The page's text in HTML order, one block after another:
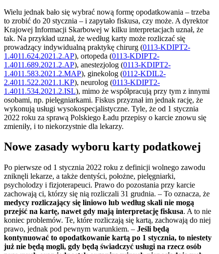
Wielu jednak bało się wybrać nową formę opodatkowania – trzeba
to zrobić do 20 stycznia – i zapytało fiskusa, czy może. A dyrektor
Krajowej Informacji Skarbowej w kilku interpretacjach uznał, że
tak. Na przykład uznał, że według karty może rozliczać się
prowadzący indywidualną praktykę chirurg (0113-KDIPT2-
1.4011.624.2021.2.AP), ortopeda (0113-KDIPT2-
1.4011.689.2021.2.AP), anestezjolog (0113-KDIPT2-
1.4011.583.2021.2.MAP), ginekolog (0112-KDIL2-
2.4011.522.2021.1.KP), neurolog (0113-KDIPT2-
1.4011.534.2021.2.ISL), mimo że współpracują przy tym z innymi
osobami, np. pielęgniarkami. Fiskus przyznał im jednak rację, że
wykonują usługi wysokospecjalistyczne. Tyle, że od 1 stycznia
2022 roku za sprawą Polskiego Ładu przepisy o karcie znowu się
zmieniły, i to niekorzystnie dla lekarzy.
Nowe zasady wyboru karty podatkowej
Po pierwsze od 1 stycznia 2022 roku z definicji wolnego zawodu
zniknęli lekarze, a także dentyści, położne, pielęgniarki,
psycholodzy i fizjoterapeuci. Prawo do pozostania przy karcie
zachowają ci, którzy się nią rozliczali 31 grudnia. – To oznacza, że
medycy rozliczający się liniowo lub według skali nie mogą
przejść na kartę, nawet gdy mają interpretację fiskusa. A to nie
koniec problemów. Te, które rozliczają się kartą, zachowają do niej
prawo, jednak pod pewnym warunkiem. – Jeśli będą
kontynuować to opodatkowanie kartą po 1 stycznia, to niestety
już nie będą mogli, gdy będą świadczyć usługi na rzecz osób